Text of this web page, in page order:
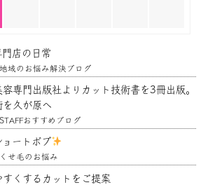
門店の日常
地域のお悩み解決ブログ
専門出版社よりカット技術書を3冊出版。
久が原へ
STAFFおすすめブログ
ートボブ
くせ毛のお悩み
くするカットをご提案